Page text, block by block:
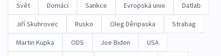
Svět Domácí Sankce Evropská unie Datlab
Jiří Skuhrovec Rusko Oleg Děripaska Strabag
Martin Kupka ODS Joe Biden USA